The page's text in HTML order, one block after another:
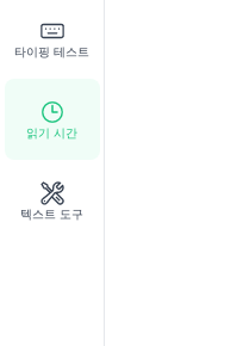
타이핑 테스트
읽기 시간
텍스트 도구